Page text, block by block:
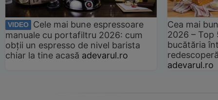
VIDEO
Cele mai bune espressoare
manuale cu portafiltru 2026: cum
obții un espresso de nivel barista
chiar la tine acasă adevarul.ro
Cea mai
2026 –
bucătăria
adevarul.ro